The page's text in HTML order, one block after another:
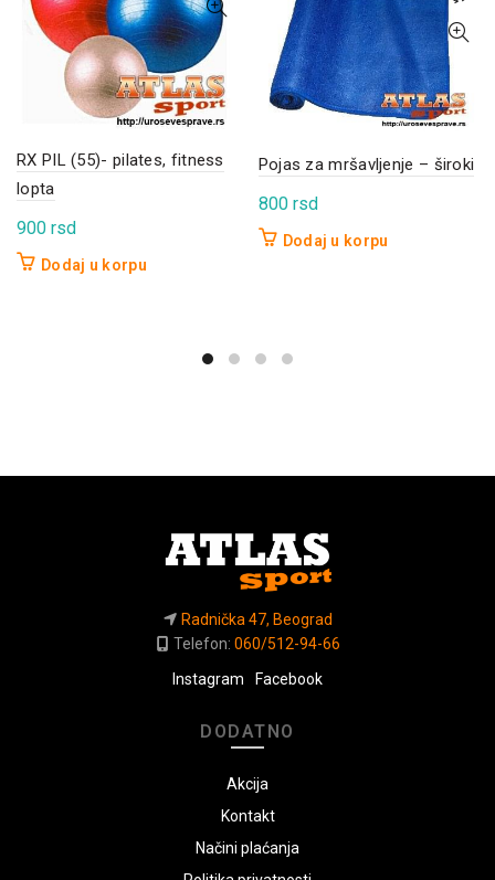
RX PIL (55)- pilates, fitness
lopta
900 rsd
Dodaj u korpu
Pojas za mršavljenje – široki
800 rsd
Dodaj u korpu
Radnička 47, Beograd
Telefon: 060/512-94-66
Instagram
Facebook
DODATNO
Akcija
Kontakt
Načini plaćanja